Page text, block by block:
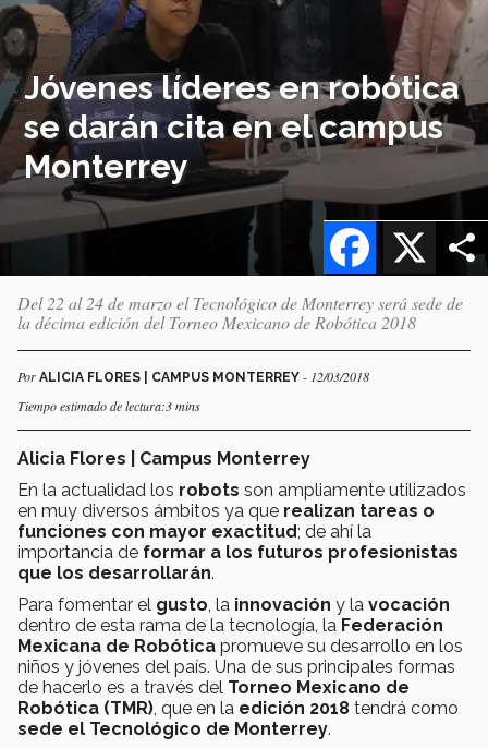
Jóvenes líderes en robótica
se darán cita en el campus
Monterrey
X
Facebook
Del 22 al 24 de marzo el Tecnológico de Monterrey será sede de
la décima edición del Torneo Mexicano de Robótica 2018
Por ALICIA FLORES | CAMPUS MONTERREY - 12/03/2018
Tiempo estimado de lectura:3 mins
Alicia Flores | Campus Monterrey
En la actualidad los robots son ampliamente utilizados
en muy diversos ámbitos ya que realizan tareas o
funciones con mayor exactitud; de ahí la
importancia de formar a los futuros profesionistas
que los desarrollarán.
Para fomentar el gusto , la innovación y la vocación
dentro de esta rama de la tecnología, la Federación
Mexicana de Robótica promueve su desarrollo en los
niños y jóvenes del país. Una de sus principales formas
de hacerlo es a través del Torneo Mexicano de
Robótica (TMR) , que en la edición 2018 tendrá como
sede el Tecnológico de Monterrey.